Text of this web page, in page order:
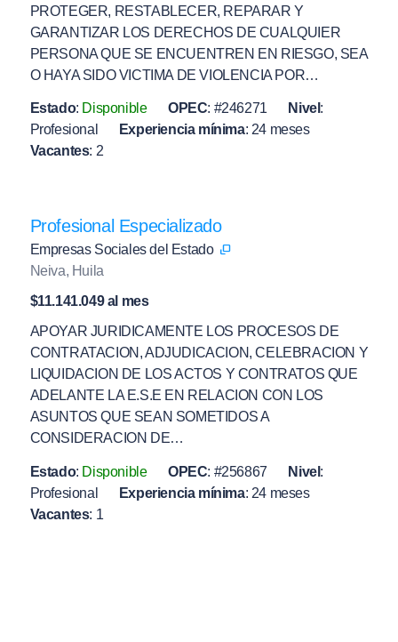
PROTEGER, RESTABLECER, REPARAR Y
GARANTIZAR LOS DERECHOS DE CUALQUIER
PERSONA QUE SE ENCUENTREN EN RIESGO, SEA
O HAYA SIDO VICTIMA DE VIOLENCIA POR…
Estado: Disponible OPEC: #246271 Nivel :
Profesional
Experiencia mínima: 24 meses
Vacantes: 2
Profesional Especializado
Empresas Sociales del Estado
Neiva, Huila
$11.141.049 al mes
APOYAR JURIDICAMENTE LOS PROCESOS DE
CONTRATACION, ADJUDICACION, CELEBRACION Y
LIQUIDACION DE LOS ACTOS Y CONTRATOS QUE
ADELANTE LA E.S.E EN RELACION CON LOS
ASUNTOS QUE SEAN SOMETIDOS A
CONSIDERACION DE…
Estado: Disponible OPEC: #256867 Nivel :
Profesional
Experiencia mínima: 24 meses
Vacantes: 1